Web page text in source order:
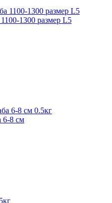
1300 размер L5
6-8 см